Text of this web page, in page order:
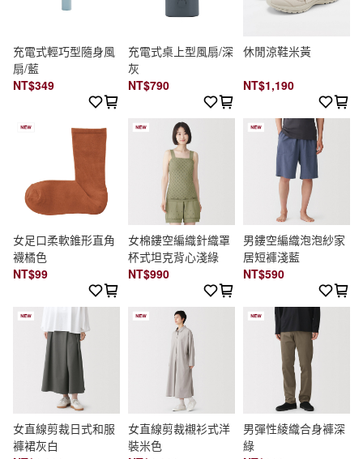
充電式輕巧型隨身風
扇/藍
NT$349
充電式桌上型風扇/深
灰
NT$790
休閒涼鞋米黃
NT$1,190
女足口柔軟錐形直角
襪橘色
NT$99
女棉鏤空編織針織罩
杯式坦克背心淺綠
NT$990
男鏤空編織泡泡紗家
居短褲淺藍
NT$590
女直線剪裁日式和服
褲裙灰白
女直線剪裁襯衫式洋
裝米色
男彈性綾織合身褲深
綠